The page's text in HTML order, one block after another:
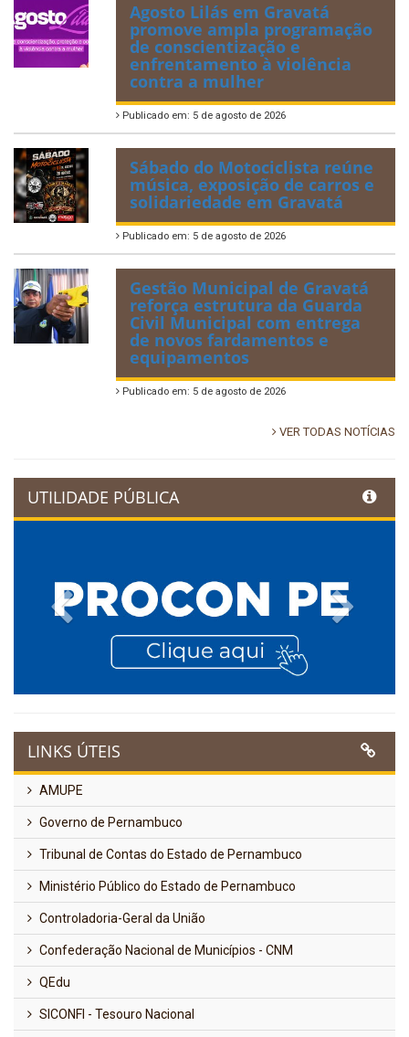
Agosto Lilás em Gravatá
promove ampla programação
de conscientização e
enfrentamento à violência
contra a mulher
Publicado em: 5 de agosto de 2026
Sábado do Motociclista reúne
música, exposição de carros e
solidariedade em Gravatá
Publicado em: 5 de agosto de 2026
Gestão Municipal de Gravatá
reforça estrutura da Guarda
Civil Municipal com entrega
de novos fardamentos e
equipamentos
Publicado em: 5 de agosto de 2026
VER TODAS NOTÍCIAS
UTILIDADE PÚBLICA
Previous
LINKS ÚTEIS
AMUPE
Governo de Pernambuco
Tribunal de Contas do Estado de Pernambuco
Ministério Público do Estado de Pernambuco
Controladoria-Geral da União
Confederação Nacional de Municípios - CNM
QEdu
SICONFI - Tesouro Nacional